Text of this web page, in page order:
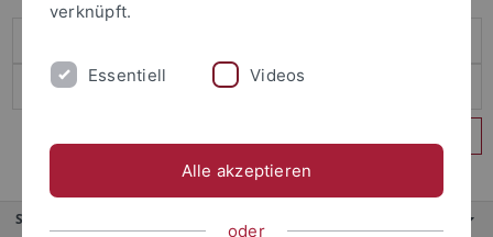
Service
verknüpft.
Essentiell Videos
Alle akzeptieren
oder